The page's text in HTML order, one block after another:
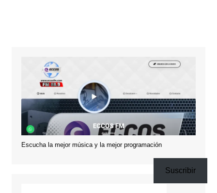
Escucha la mejor música y la mejor programación
Suscribir